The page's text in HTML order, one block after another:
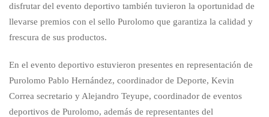
disfrutar del evento deportivo también tuvieron la oportunidad de
llevarse premios con el sello Purolomo que garantiza la calidad y
frescura de sus productos.
En el evento deportivo estuvieron presentes en representación de
Purolomo Pablo Hernández, coordinador de Deporte, Kevin
Correa secretario y Alejandro Teyupe, coordinador de eventos
deportivos de Purolomo, además de representantes del